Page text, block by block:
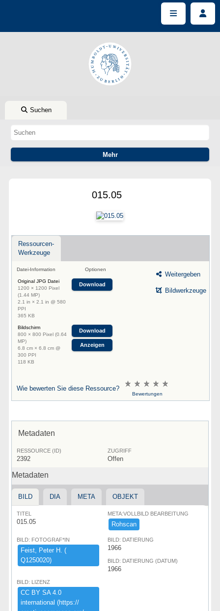
Suchen
015.05
Ressourcen-
Werkzeuge
Datei-Information Optionen
Original JPG Datei
1200 × 1200 Pixel
(1.44 MP)
2.1 in × 2.1 in @ 580
PPI
365 KB
Download
Bildschirm
800 × 800 Pixel (0.64
MP)
6.8 cm × 6.8 cm @
300 PPI
118 KB
Download
Anzeigen
Weitergeben
Bildwerkzeuge
Wie bewerten Sie diese Ressource?
Bewertungen
Metadaten
RESSOURCE (ID)
2392
ZUGRIFF
Offen
Metadaten
BILD DIA META OBJEKT
TITEL
015.05
META:VOLLBILD BEARBEITUNG
Rohscan
BILD: FOTOGRAF*IN
Feist,​ ​Peter ​H.​ ​(​
Q1250020)​
BILD: DATIERUNG
1966
BILD: DATIERUNG (DATUM)
1966
BILD: LIZENZ
CC ​BY ​SA ​4.​0 ​
international ​(​https:​/​/​